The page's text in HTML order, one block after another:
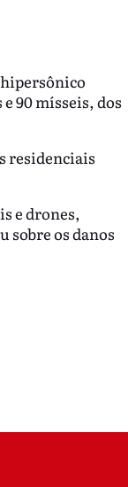
90 mísseis, dos
residenciais
e drones,
os danos